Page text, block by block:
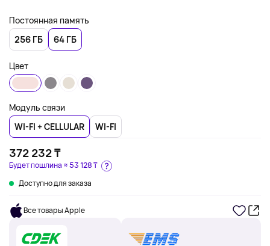
Постоянная память
256 ГБ
64 ГБ
Цвет
Модуль связи
WI-FI + CELLULAR
WI-FI
372 232 ₸
Доступно для заказа
Будет пошлина ≈53 128 ₸
Все товары Apple